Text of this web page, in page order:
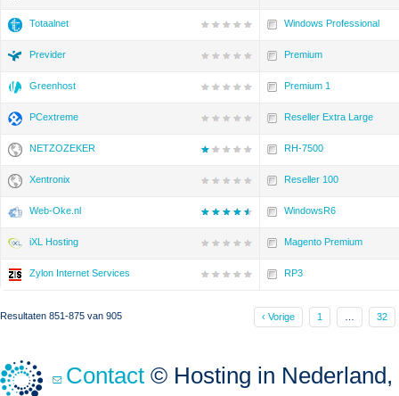
Totaalnet Windows Professional
Previder Premium
Greenhost Premium 1
PCextreme Reseller Extra Large
NETZOZEKER RH-7500
Xentronix Reseller 100
Web-Oke.nl WindowsR6
iXL Hosting Magento Premium
Zylon Internet Services RP3
Resultaten 851-875 van 905 ‹ Vorige 1 32
Contact © Hosting in